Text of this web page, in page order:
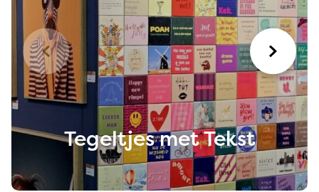
Tegeltjes met Tekst